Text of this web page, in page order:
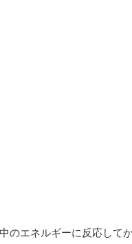
のエネルギーに反応して